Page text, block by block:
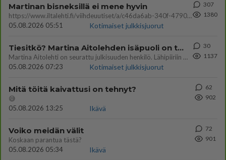
Martinan bisneksillä ei mene hyvin
https://www.iltalehti.fi/viihdeuutiset/a/c46da6ab-340f-4790-aaa7-0865eed2336 Yrityksen konkurssihakemus on tullut kärä
05.08.2026 05:51
Kotimaiset julkkisjuorut
307
1380
Tiesitkö? Martina Aitolehden isäpuoli on tämä suosittu laulaja
Martina Aitolehti on seurattu julkisuuden henkilö. Lähipiiriin mahtuu muitakin tunnettuja henkilöitä. Tiesitkö, että Ma
05.08.2026 07:23
Kotimaiset julkkisjuorut
30
1137
Mitä töitä kaivattusi on tehnyt?
😅
05.08.2026 13:25
Ikävä
62
902
Voiko meidän välit
Koskaan parantua tästä?
05.08.2026 05:34
Ikävä
72
901